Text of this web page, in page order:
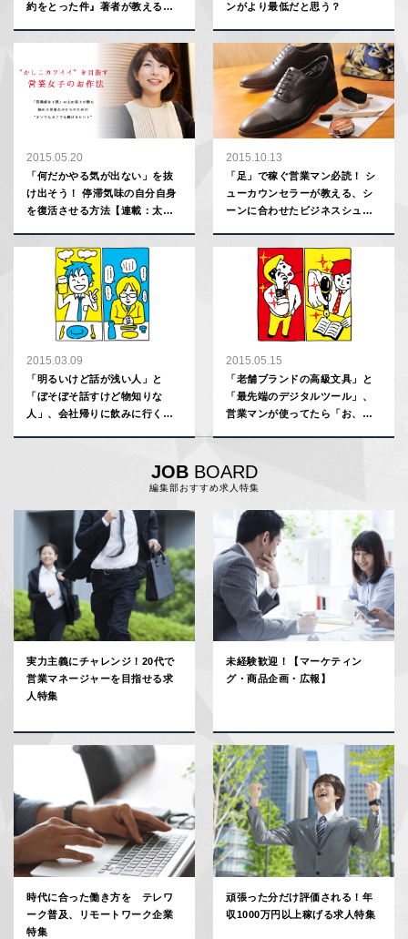
約をとった件』著者が教える、
気ビジネス書3分リーディング】
ンがより最低だと思う？
2015.05.20
「何だかやる気が出ない」を抜
け出そう！ 停滞気味の自分自身
を復活させる方法【連載：太田
2015.10.13
「足」で稼ぐ営業マン必読！ シ
ューカウンセラーが教える、シ
ーンに合わせたビジネスシュー
2015.03.09
「明るいけど話が浅い人」と
「ぼそぼそ話すけど物知りな
人」、会社帰りに飲みに行くな
2015.05.15
「老舗ブランドの高級文具」と
「最先端のデジタルツール」、
営業マンが使ってたら「お、か
JOBBOARD
編集部おすすめ求人特集
実力主義にチャレンジ！20代で
営業マネージャーを目指せる求
人特集
未経験歓迎！【マーケティン
グ・商品企画・広報】
時代に合った働き方を テレワ
ーク普及、リモートワーク企業
特集
頑張った分だけ評価される！年
収1000万円以上稼げる求人特集